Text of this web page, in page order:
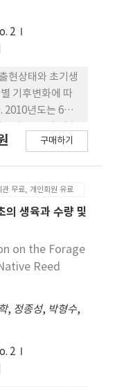
2
현상태와 초기생
기후변화에 따
2010년도는 6월
게 되었다. 초기
8월 8일부터 8
8월 5일부터 8
종의 출사일은
일은 8월 8
빨리 출사하는 품
기가 늦은 품종
정도이며 국산품
로 초장이 큰 품
기는 전체 평균
수고가 낮아 내
품종 80 cm
상대적으로 높
구매하기
관 무료, 개인회원 유료
의 생육과 수량 및
on the Forage
Reed
, 정종성, 박형수,
2